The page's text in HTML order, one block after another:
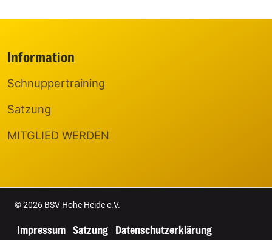
Information
Schnuppertraining
Satzung
MITGLIED WERDEN
© 2026 BSV Hohe Heide e.V.
Impressum Satzung Datenschutzerklärung